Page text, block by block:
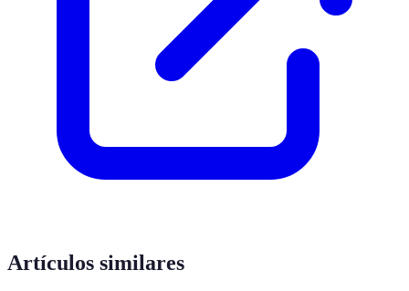
Artículos similares